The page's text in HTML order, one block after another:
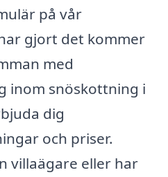
på vår
gjort det kommer
med
inom snöskottning i
dig
och priser.
villaägare eller har